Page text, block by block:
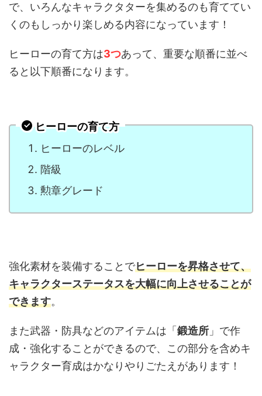
で、いろんなキャラクタターを集めるのも育ててい
くのもしっかり楽しめる内容になっています！
ヒーローの育て方は3つあって、重要な順番に並べ
ると以下順番になります。
ヒーローの育て方
ヒーローのレベル
階級
勲章グレード
強化素材を装備することでヒーローを昇格させて、
キャラクターステータスを大幅に向上させることが
できます。
また武器・防具などのアイテムは「 鍛造所 」で作
成・強化することができるので、この部分を含めキ
ャラクター育成はかなりやりごたえがあります！